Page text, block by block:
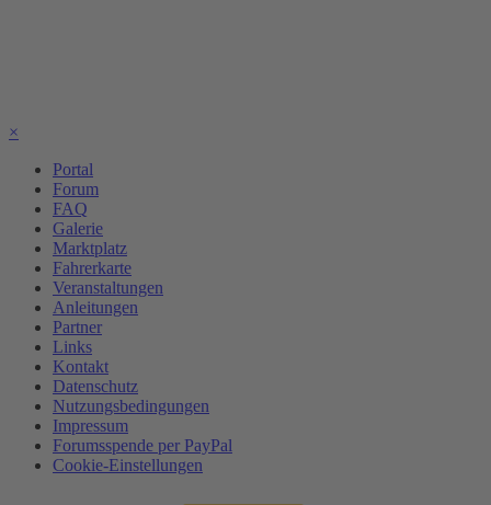
×
Portal
Forum
FAQ
Galerie
Marktplatz
Fahrerkarte
Veranstaltungen
Anleitungen
Partner
Links
Kontakt
Datenschutz
Nutzungsbedingungen
Impressum
Forumsspende per PayPal
Cookie-Einstellungen